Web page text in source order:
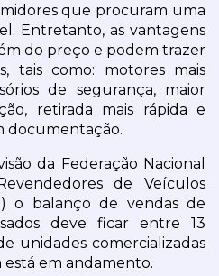
que procuram uma
Entretanto, as vantagens
do preço e podem trazer
tais como: motores mais
de segurança, maior
retirada mais rápida e
documentação.
da Federação Nacional
de Veículos
o balanço de vendas de
deve ficar entre 13
unidades comercializadas
está em andamento.